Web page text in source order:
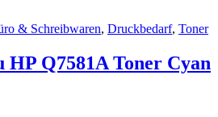
& Schreibwaren, Druckbedarf, Toner
Q7581A Toner Cyan